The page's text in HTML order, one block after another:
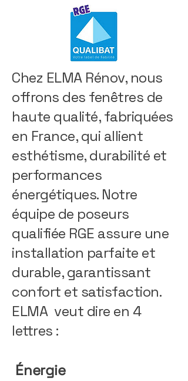
Chez ELMA Rénov, nous
offrons des fenêtres de
haute qualité, fabriquées
en France, qui allient
esthétisme, durabilité et
performances
énergétiques. Notre
équipe de poseurs
qualifiée RGE assure une
installation parfaite et
durable, garantissant
confort et satisfaction.
ELMA veut dire en 4
lettres :
Énergie